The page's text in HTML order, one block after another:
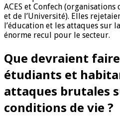
ACES et Confech
et de l’Université). Elles
l’éducation et les attaques sur
énorme recul pour le secteur.
Que devraient
étudiants et
attaques brutales
conditions de vie ?